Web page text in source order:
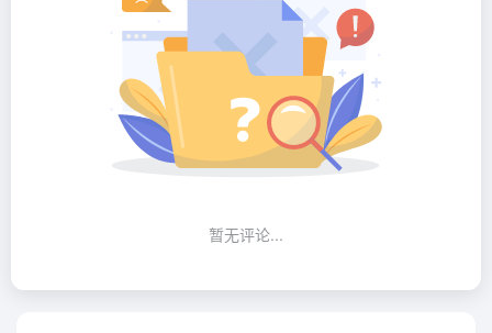
暂无评论...